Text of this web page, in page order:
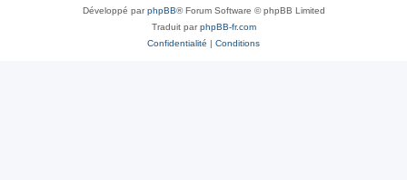
Développé parphpBB® Forum Software © phpBB Limited
Traduit parphpBB-fr.com
Confidentialité | Conditions